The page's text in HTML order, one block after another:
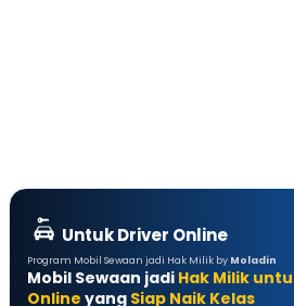
Untuk Driver Online
Program Mobil Sewaan jadi Hak Milik by Moladin
Mobil Sewaan jadi Hak Milik
Online yang Siap Naik Kelas